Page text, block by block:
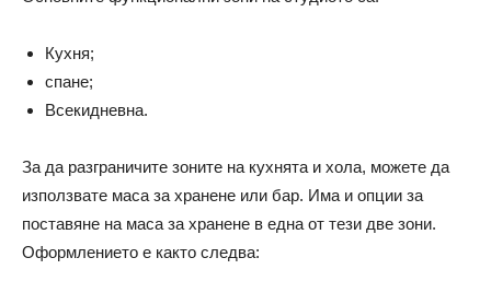
Кухня;
спане;
Всекидневна.
За да разграничите зоните на кухнята и хола, можете да
използвате маса за хранене или бар. Има и опции за
поставяне на маса за хранене в една от тези две зони.
Оформлението е както следва: